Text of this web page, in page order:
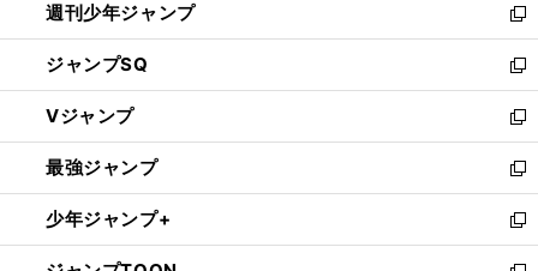
く
週刊少年ジャンプ
新
し
い
ウ
ィ
ン
ド
ウ
で
開
ジャンプSQ
新
し
い
ウ
ィ
ン
ド
ウ
Vジャンプ
新
し
い
ウ
ィ
ン
最強ジャンプ
新
し
い
ウ
少年ジャンプ+
新
し